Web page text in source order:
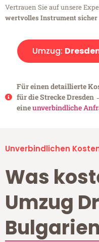
Vertrauen Sie auf unsere
wertvolles Instrument sicher
Umzug:
Für einen detaillierte
für die Strecke
eineunverbindliche
Unverbindlichen
Was
Umzug